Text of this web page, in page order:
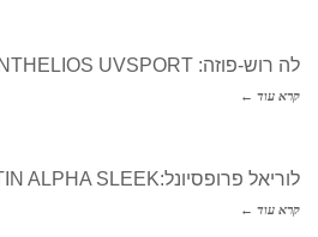
לה רוש-פוזה: ANTHELIOS UVSPORT
קרא עוד ←
לוריאל פרופסיונל:KERATIN ALPHA SLEEK
קרא עוד ←